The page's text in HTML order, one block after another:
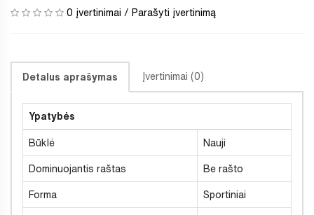
0 įvertinimai / Parašyti įvertinimą
Detalus aprašymas Įvertinimai (0)
Ypatybės
Būklė Nauji
Dominuojantis raštas Be rašto
Forma Sportiniai